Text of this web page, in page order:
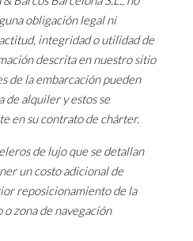
obligación legal ni
integridad o utilidad de
descrita en nuestro sitio
de la embarcación pueden
de alquiler y estos se
en su contrato de chárter.
de lujo que se detallan
un costo adicional de
reposicionamiento de la
zona de navegación